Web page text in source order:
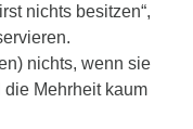
nichts besitzen“,
nichts, wenn sie
Mehrheit kaum